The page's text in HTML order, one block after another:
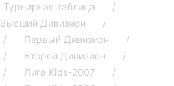
Турнирная таблица
Высший Дивизион
Первый Дивизион
Второй Дивизион
Лига Kids-2007